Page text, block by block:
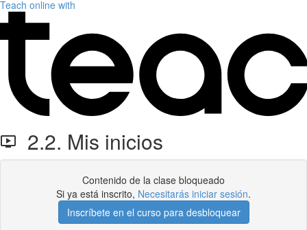
Teach online with
2.2. Mis inicios
Contenido de la clase bloqueado
Si ya está inscrito, Necesitarás iniciar sesión.
Inscríbete en el curso para desbloquear